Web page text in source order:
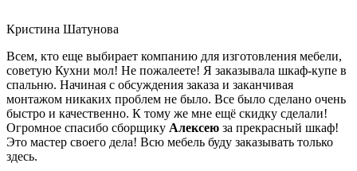
Кристина Шатунова
Всем, кто еще выбирает компанию для изготовления мебели,
советую Кухни мол! Не пожалеете! Я заказывала шкаф-купе в
спальню. Начиная с обсуждения заказа и заканчивая
монтажом никаких проблем не было. Все было сделано очень
быстро и качественно. К тому же мне ещё скидку сделали!
Огромное спасибо сборщику Алексею за прекрасный шкаф!
Это мастер своего дела! Всю мебель буду заказывать только
здесь.